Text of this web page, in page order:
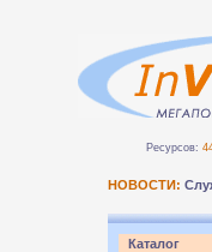
Ресурсов:
НОВОСТИ:
Каталог